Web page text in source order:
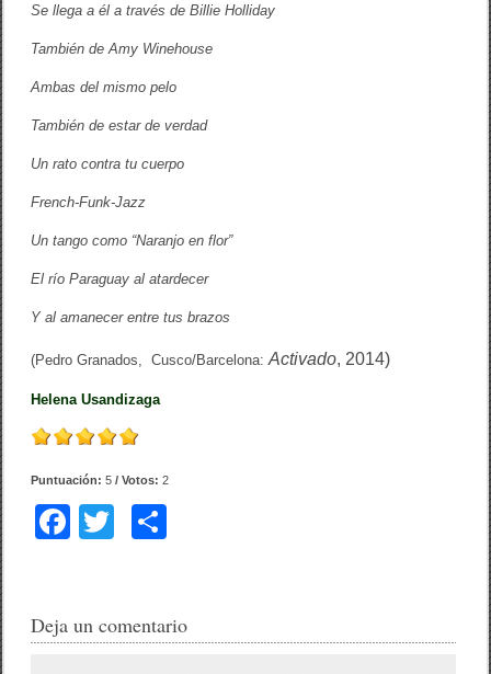
Se llega a él a través de Billie Holliday
También de Amy Winehouse
Ambas del mismo pelo
También de estar de verdad
Un rato contra tu cuerpo
French-Funk-Jazz
Un tango como “Naranjo en flor”
El río Paraguay al atardecer
Y al amanecer entre tus brazos
(Pedro Granados, Cusco/Barcelona:Activado, 2014)
Helena Usandizaga
Puntuación:5 / Votos:2
F
e
er p
Deja un comentario